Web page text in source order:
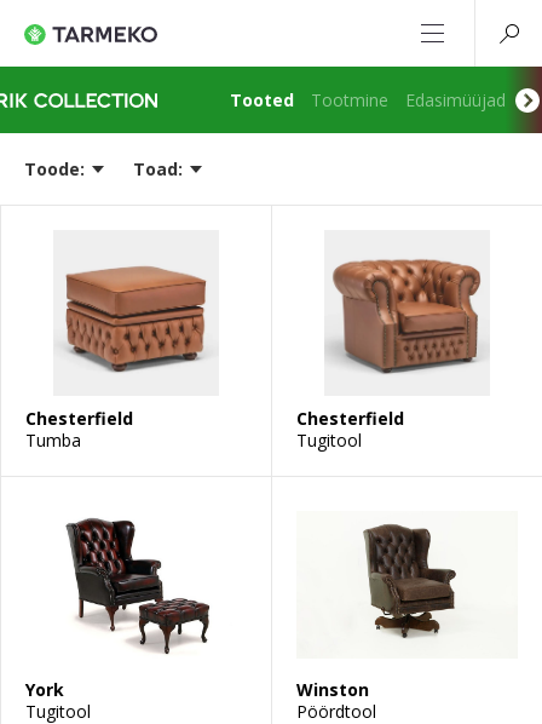
Tooted Tootmine Edasimüüjad
Toode: Toad:
Chesterfield
Tumba
Chesterfield
Tugitool
York
Tugitool
Winston
Pöördtool